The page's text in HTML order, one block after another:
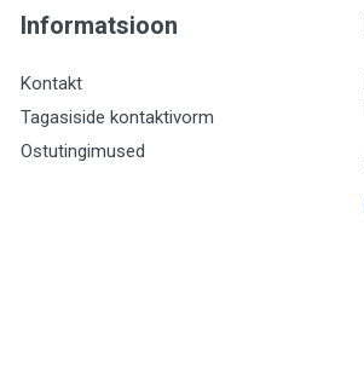
Informatsioon
Kontakt
Tagasiside kontaktivorm
Ostutingimused